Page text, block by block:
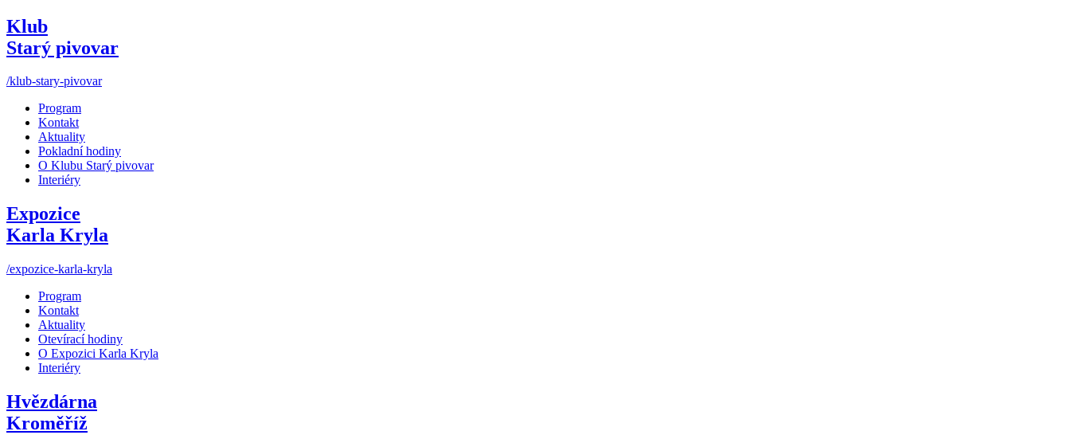
Klub
Starý pivovar
/klub-stary-pivovar
Program
Kontakt
Aktuality
Pokladní hodiny
O Klubu Starý pivovar
Interiéry
Expozice
Karla Kryla
/expozice-karla-kryla
Program
Kontakt
Aktuality
Otevírací hodiny
O Expozici Karla Kryla
Interiéry
Hvězdárna
Kroměříž